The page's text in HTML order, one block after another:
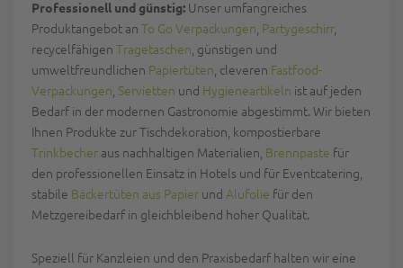
Professionell und günstig: Unser umfangreiches
Produktangebot an To Go Verpackungen, Partygeschirr,
recycelfähigen Tragetaschen, günstigen und
umweltfreundlichen Papiertüten, cleveren Fastfood-
Verpackungen, Servietten und Hygieneartikeln ist auf jeden
Bedarf in der modernen Gastronomie abgestimmt. Wir bieten
Ihnen Produkte zur Tischdekoration, kompostierbare
Trinkbecher aus nachhaltigen Materialien, Brennpaste für
den professionellen Einsatz in Hotels und für Eventcatering,
stabile Bäckertüten aus Papier und Alufolie für den
Metzgereibedarf in gleichbleibend hoher Qualität.
Speziell für Kanzleien und den Praxisbedarf halten wir eine